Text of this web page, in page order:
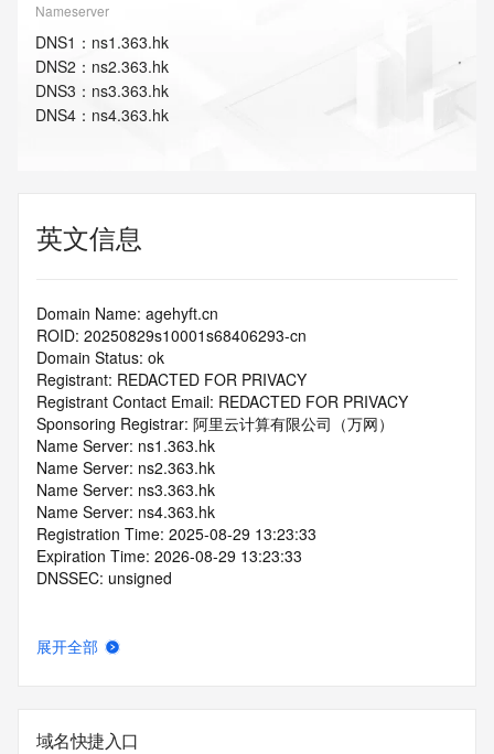
Nameserver
DNS1 ： ns1.363.hk
DNS2 ： ns2.363.hk
DNS3 ： ns3.363.hk
DNS4 ： ns4.363.hk
英文信息
Domain Name: agehyft.cn
ROID: 20250829s10001s68406293-cn
Domain Status: ok
Registrant: REDACTED FOR PRIVACY
Registrant Contact Email: REDACTED FOR PRIVACY
Sponsoring Registrar: 阿里云计算有限公司（万网）
Name Server: ns1.363.hk
Name Server: ns2.363.hk
Name Server: ns3.363.hk
Name Server: ns4.363.hk
Registration Time: 2025-08-29 13:23:33
Expiration Time: 2026-08-29 13:23:33
DNSSEC: unsigned
展开全部
域名快捷入口